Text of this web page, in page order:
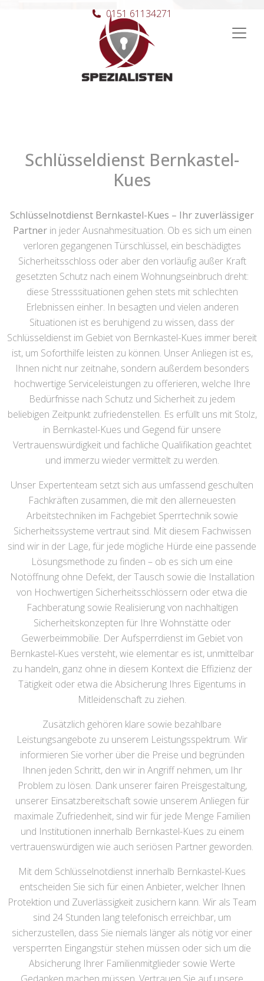
Hauptnavigation
0151 61134271
Schlüsseldienst Bernkastel-
Kues
Schlüsselnotdienst Bernkastel-Kues – Ihr zuverlässiger
Partnerin jeder Ausnahmesituation. Ob es sich um einen
verloren gegangenen Türschlüssel, ein beschädigtes
Sicherheitsschloss oder aber den vorläufig außer Kraft
gesetzten Schutz nach einem Wohnungseinbruch dreht:
diese Stresssituationen gehen stets mit schlechten
Erlebnissen einher. In besagten und vielen anderen
Situationen ist es beruhigend zu wissen, dass der
Schlüsseldienst im Gebiet von Bernkastel-Kues immer bereit
ist, um Soforthilfe leisten zu können. Unser Anliegen ist es,
Ihnen nicht nur zeitnahe, sondern außerdem besonders
hochwertige Serviceleistungen zu offerieren, welche Ihre
Bedürfnisse nach Schutz und Sicherheit zu jedem
beliebigen Zeitpunkt zufriedenstellen. Es erfüllt uns mit Stolz,
in Bernkastel-Kues und Gegend für unsere
Vertrauenswürdigkeit und fachliche Qualifikation geachtet
und immerzu wieder vermittelt zu werden.
Unser Expertenteam setzt sich aus umfassend geschulten
Fachkräften zusammen, die mit den allerneuesten
Arbeitstechniken im Fachgebiet Sperrtechnik sowie
Sicherheitssysteme vertraut sind. Mit diesem Fachwissen
sind wir in der Lage, für jede mögliche Hürde eine passende
Lösungsmethode zu finden – ob es sich um eine
Notöffnung ohne Defekt, der Tausch sowie die Installation
von Hochwertigen Sicherheitsschlössern oder etwa die
Fachberatung sowie Realisierung von nachhaltigen
Sicherheitskonzepten für Ihre Wohnstätte oder
Gewerbeimmobilie. Der Aufsperrdienst im Gebiet von
Bernkastel-Kues versteht, wie elementar es ist, unmittelbar
zu handeln, ganz ohne in diesem Kontext die Effizienz der
Tätigkeit oder etwa die Absicherung Ihres Eigentums in
Mitleidenschaft zu ziehen.
Zusätzlich gehören klare sowie bezahlbare
Leistungsangebote zu unserem Leistungsspektrum. Wir
informieren Sie vorher über die Preise und begründen
Ihnen jeden Schritt, den wir in Angriff nehmen, um Ihr
Problem zu lösen. Dank unserer fairen Preisgestaltung,
unserer Einsatzbereitschaft sowie unserem Anliegen für
maximale Zufriedenheit, sind wir für jede Menge Familien
und Institutionen innerhalb Bernkastel-Kues zu einem
vertrauenswürdigen wie auch seriösen Partner geworden.
Mit dem Schlüsselnotdienst innerhalb Bernkastel-Kues
entscheiden Sie sich für einen Anbieter, welcher Ihnen
Protektion und Zuverlässigkeit zusichern kann. Wir als Team
sind 24 Stunden lang telefonisch erreichbar, um
sicherzustellen, dass Sie niemals länger als nötig vor einer
versperrten Eingangstür stehen müssen oder sich um die
Absicherung Ihrer Familienmitglieder sowie Werte